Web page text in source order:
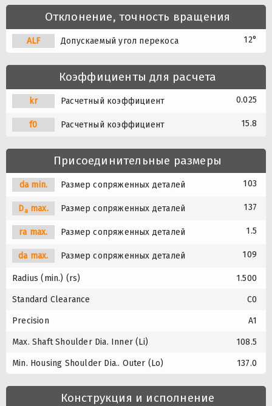
Отклонение, точность вращения
ALF Допускаемый угол перекоса 12°
Коэффициенты для расчета
kr Расчетный коэффициент 0.025
f0 Расчетный коэффициент 15.8
Присоединительные размеры
da min. Размер сопряженных деталей 103
Damax. Размер сопряженных деталей 137
ra max. Размер сопряженных деталей 1.5
da max. Размер сопряженных деталей 109
Radius (min.) (rs) 1.500
Standard Clearance C0
Precision A1
Max. Shaft Shoulder Dia. Inner (Li) 108.5
Min. Housing Shoulder Dia.. Outer (Lo) 137.0
Конструкция и исполнение